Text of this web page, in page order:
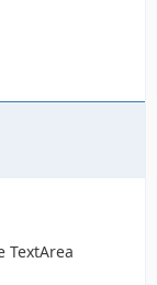
TextArea